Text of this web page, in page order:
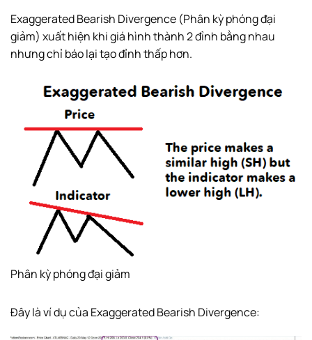
Exaggerated Bearish Divergence (Phân kỳ phóng đại
giảm) xuất hiện khi giá hình thành 2 đỉnh bằng nhau
nhưng chỉ báo lại tạo đỉnh thấp hơn.
Phân kỳ phóng đại giảm
Đây là ví dụ của Exaggerated Bearish Divergence: